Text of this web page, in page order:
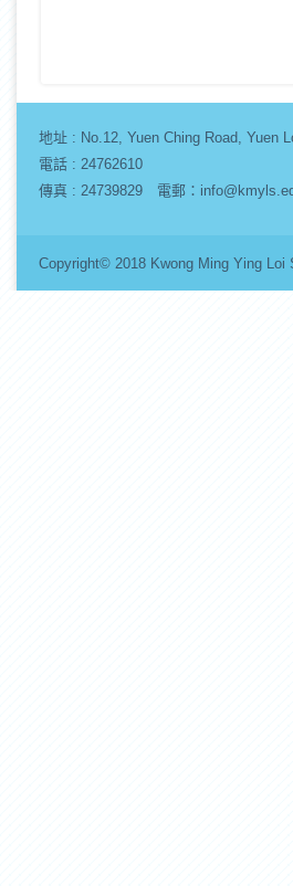
地址 : No.12, Yuen Ching Road, Yuen
電話 : 24762610
傳真 : 24739829 電郵：
Copyright© 2018 Kwong Ming Ying